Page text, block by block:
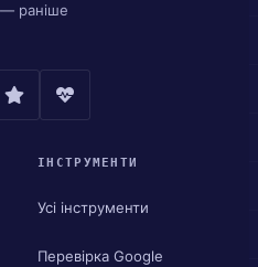
раніше
ІНСТРУМЕНТИ
Усі інструменти
Перевірка Google